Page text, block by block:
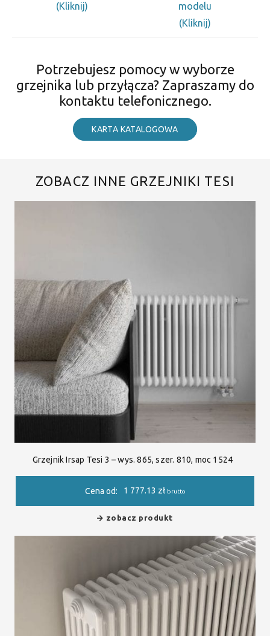
(Kliknij)
modelu
(Kliknij)
Potrzebujesz pomocy w wyborze
grzejnika lub przyłącza? Zapraszamy do
kontaktu telefonicznego.
KARTA KATALOGOWA
ZOBACZ INNE GRZEJNIKI TESI
Grzejnik Irsap Tesi 3 – wys. 865, szer. 810, moc 1524
Cena od: 1 777.13 zł brutto
zobacz produkt